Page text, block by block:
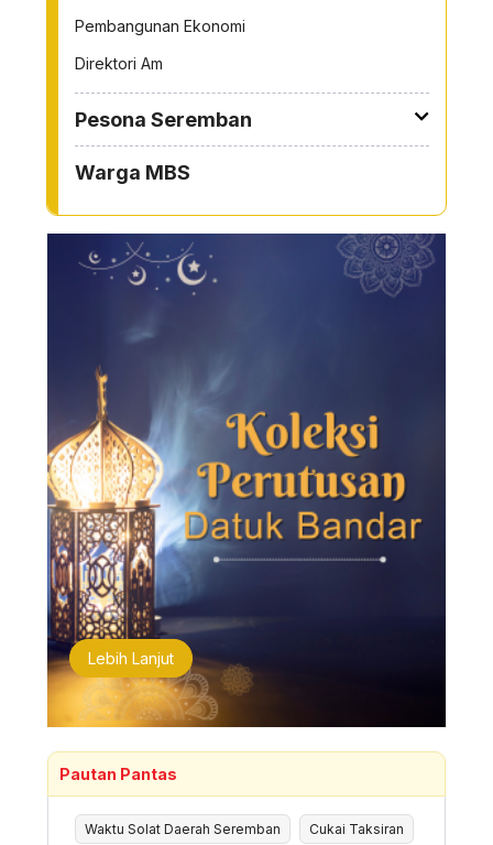
Pembangunan Ekonomi
Direktori Am
Pesona Seremban
Warga MBS
Lebih Lanjut
Pautan Pantas
Waktu Solat Daerah Seremban Cukai Taksiran